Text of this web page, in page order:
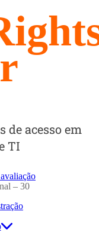
de acesso em
TI
– 30